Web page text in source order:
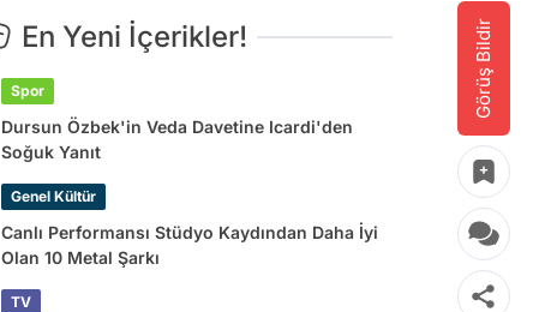
Görüş Bildir
En Yeni İçerikler!
Spor
Dursun Özbek'in Veda Davetine Icardi'den
Soğuk Yanıt
Genel Kültür
Canlı Performansı Stüdyo Kaydından Daha İyi
Olan 10 Metal Şarkı
TV